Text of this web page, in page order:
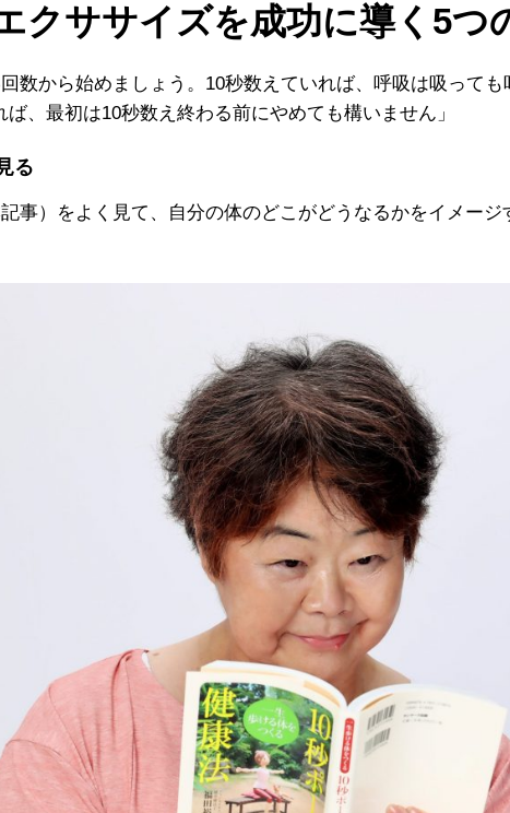
クササイズを成功に導く5つ
回数から始めましょう。10秒数えていれば、呼吸は吸っても
ば、最初は10秒数え終わる前にやめても構いません」
る
記事）をよく見て、自分の体のどこがどうなるかをイメージ